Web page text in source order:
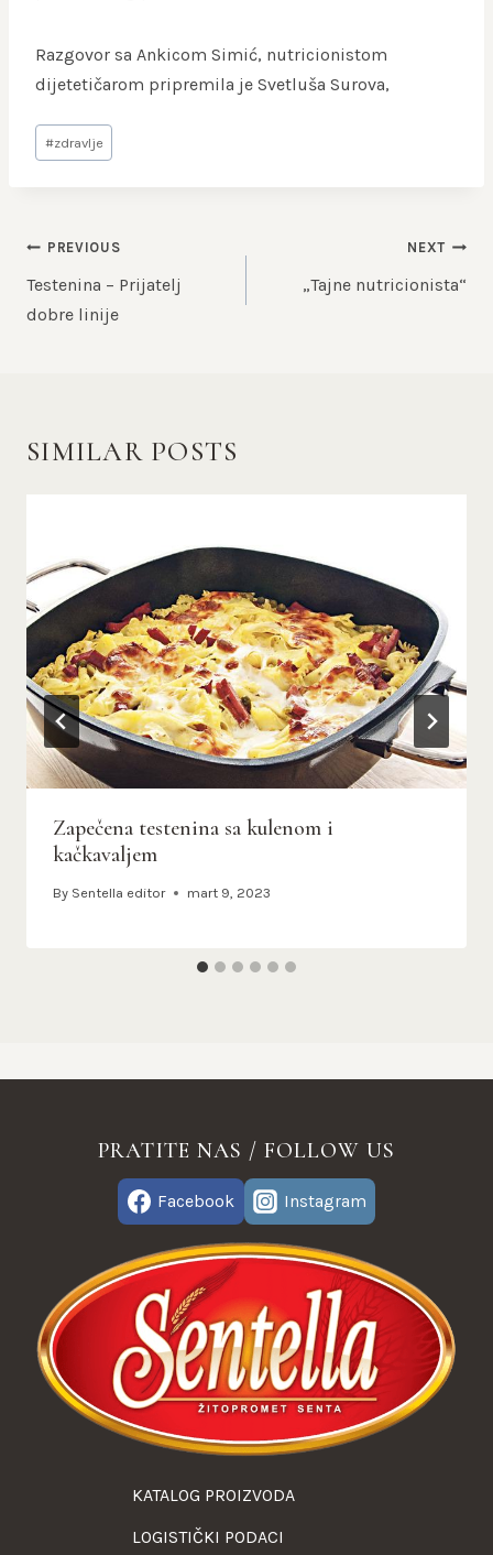
Razgovor sa Ankicom Simić, nutricionistom
dijetetičarom pripremila je Svetluša Surova,
Post
Tags:
#zdravlje
KRETANJE
ČLANKA
PREVIOUS
Testenina – Prijatelj
dobre linije
NEXT
„Tajne nutricionista“
SIMILAR POSTS
Zapečena testenina sa kulenom i
kačkavaljem
By Sentella editor mart 9, 2023
PRATITE NAS / FOLLOW US
Facebook Instagram
KATALOG PROIZVODA
LOGISTIČKI PODACI